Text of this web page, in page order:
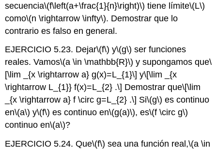
secuencia\(f\left(a+\frac{1}{n}\right)\) tiene límite\(L\)
como\(n \rightarrow \infty\). Demostrar que lo
contrario es falso en general.
EJERCICIO 5.23. Dejar\(f\) y\(g\) ser funciones
reales. Vamos\(a \in \mathbb{R}\) y supongamos que\
[\lim _{x \rightarrow a} g(x)=L_{1}\] y\[\lim _{x
\rightarrow L_{1}} f(x)=L_{2} .\] Demostrar que\[\lim
_{x \rightarrow a} f \circ g=L_{2} .\] Si\(g\) es continuo
en\(a\) y\(f\) es continuo en\(g(a)\), es\(f \circ g\)
continuo en\(a\)?
EJERCICIO 5.24. Que\(f\) sea una función real,\(a \in